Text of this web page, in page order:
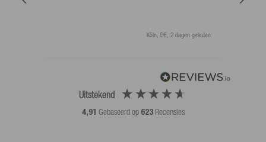
Uitstekend
4,91 Gebaseerd op 623 Recensies
Köln, DE, 2 dagen geleden